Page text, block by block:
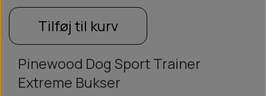
Tilføj til kurv
Pinewood Dog Sport Trainer
Extreme Bukser